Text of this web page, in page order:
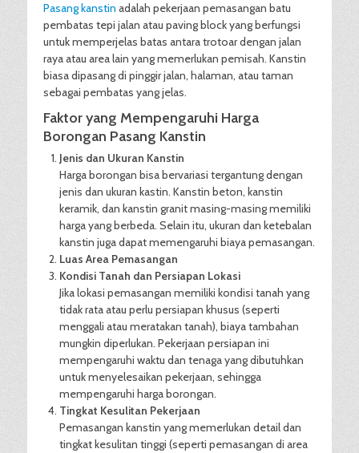
Pasang kanstin adalah pekerjaan pemasangan batu
pembatas tepi jalan atau paving block yang berfungsi
untuk memperjelas batas antara trotoar dengan jalan
raya atau area lain yang memerlukan pemisah. Kanstin
biasa dipasang di pinggir jalan, halaman, atau taman
sebagai pembatas yang jelas.
Faktor yang Mempengaruhi Harga
Borongan Pasang Kanstin
Jenis dan Ukuran Kanstin
Harga borongan bisa bervariasi tergantung dengan
jenis dan ukuran kastin. Kanstin beton, kanstin
keramik, dan kanstin granit masing-masing memiliki
harga yang berbeda. Selain itu, ukuran dan ketebalan
kanstin juga dapat memengaruhi biaya pemasangan.
Luas Area Pemasangan
Kondisi Tanah dan Persiapan Lokasi
Jika lokasi pemasangan memiliki kondisi tanah yang
tidak rata atau perlu persiapan khusus (seperti
menggali atau meratakan tanah), biaya tambahan
mungkin diperlukan. Pekerjaan persiapan ini
mempengaruhi waktu dan tenaga yang dibutuhkan
untuk menyelesaikan pekerjaan, sehingga
mempengaruhi harga borongan.
Tingkat Kesulitan Pekerjaan
Pemasangan kanstin yang memerlukan detail dan
tingkat kesulitan tinggi (seperti pemasangan di area